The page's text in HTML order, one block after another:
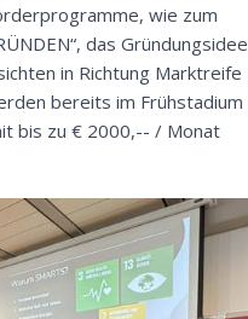
wie zum
das
in Richtung Marktreife
bereits im Frühstadium
bis zu € 2000,-- / Monat